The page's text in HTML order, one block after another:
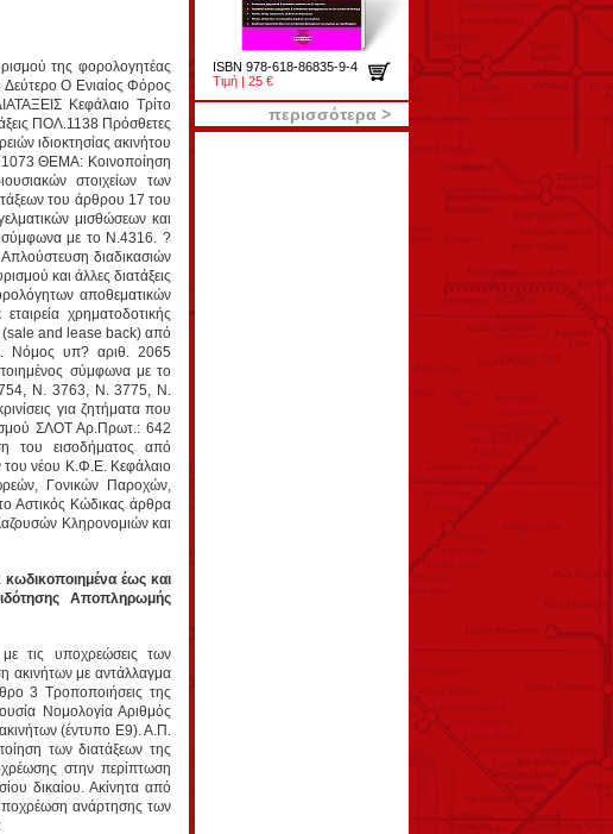
της φορολογητέας
Ο Ενιαίος Φόρος
Κεφάλαιο Τρίτο
ΠΟΛ.1138 Πρόσθετες
ιδιοκτησίας ακινήτου
1073 ΘΕΜΑ: Κοινοποίηση
στοιχείων των
του άρθρου 17 του
μισθώσεων και
σύμφωνα με το Ν.4316. ?
διαδικασιών
και άλλες διατάξεις
αποθεματικών
χρηματοδοτικής
(sale and lease back) από
Νόμος υπ? αριθ. 2065
σύμφωνα με το
Ν. 3763, Ν. 3775, Ν.
για ζητήματα που
ΣΛΟΤ Αρ.Πρωτ.: 642
του εισοδήματος από
του νέου Κ.Φ.Ε. Κεφάλαιο
Γονικών Παροχών,
Αστικός Κώδικας άρθρα
Κληρονομιών και
έως και
Αποπληρωμής
τις υποχρεώσεις των
ακινήτων με αντάλλαγμα
3 Τροποποιήσεις της
Νομολογία Αριθμός
(έντυπο Ε9). Α.Π.
των διατάξεων της
στην περίπτωση
δικαίου. Ακίνητα από
ανάρτησης των
ISBN 978-618-86835-9-4
Τιμή | 25 €
περισσότερα >